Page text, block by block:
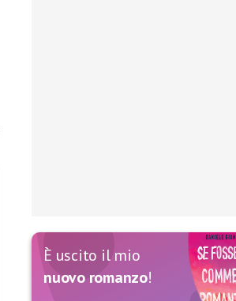
È uscito il mio
nuovo romanzo!